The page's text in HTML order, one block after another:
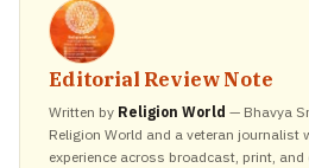
Editorial Review Note
Written by Religion World — Bhavya
Religion World and a veteran journalist
experience across broadcast, print,